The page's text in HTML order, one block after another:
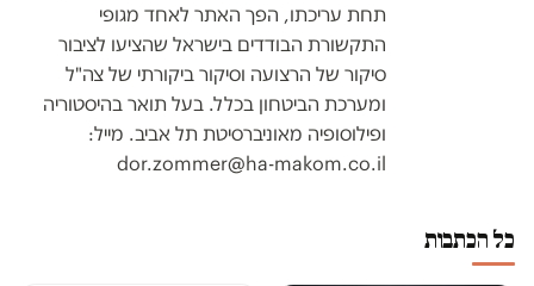
תחת עריכתו, הפך האתר לאחד מגופי
התקשורת הבודדים בישראל שהציעו לציבור
סיקור של הרצועה וסיקור ביקורתי של צה"ל
ומערכת הביטחון בכלל. בעל תואר בהיסטוריה
ופילוסופיה מאוניברסיטת תל אביב. מייל:
dor.zommer@ha-makom.co.il
כל הכתבות